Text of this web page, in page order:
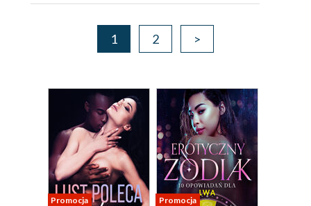
1 2 >
Promocja Promocja